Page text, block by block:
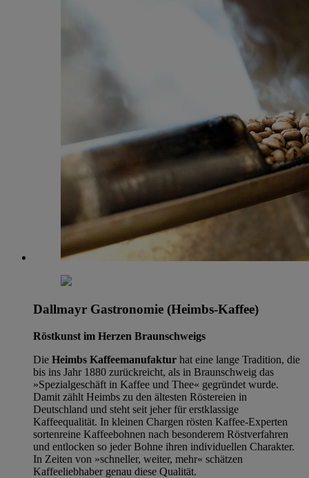
Dallmayr Gastronomie (Heimbs-Kaffee)
Röstkunst im Herzen Braunschweigs
Die Heimbs Kaffeemanufaktur hat eine lange Tradition, die
bis ins Jahr 1880 zurückreicht, als in Braunschweig das
»Spezialgeschäft in Kaffee und Thee« gegründet wurde.
Damit zählt Heimbs zu den ältesten Röstereien in
Deutschland und steht seit jeher für erstklassige
Kaffeequalität. In kleinen Chargen rösten Kaffee-Experten
sortenreine Kaffeebohnen nach besonderem Röstverfahren
und entlocken so jeder Bohne ihren individuellen Charakter.
In Zeiten von »schneller, weiter, mehr« schätzen
Kaffeeliebhaber genau diese Qualität.